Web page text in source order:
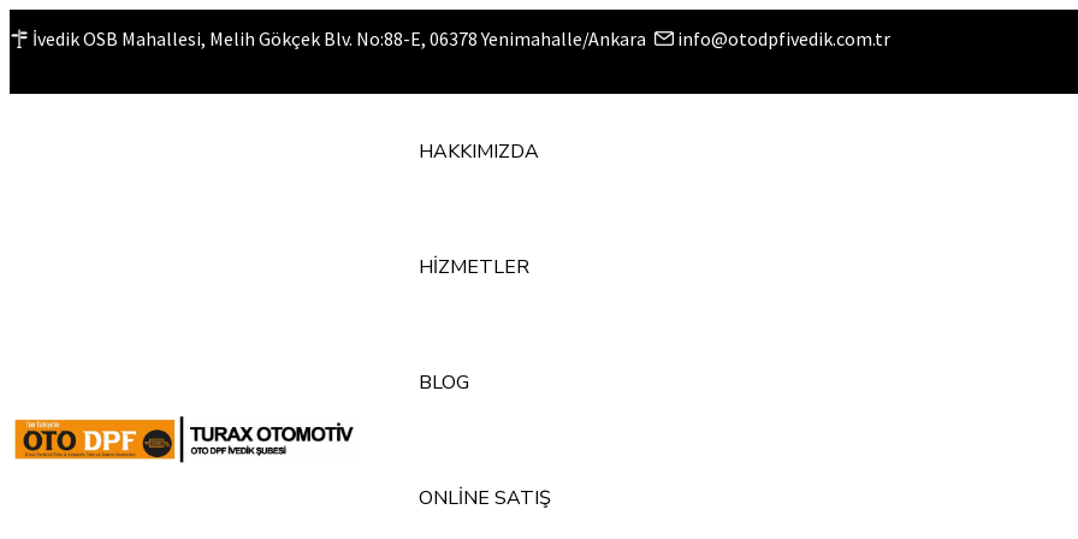
İvedik OSB Mahallesi, Melih Gökçek Blv. No:88-E, 06378 Yenimahalle/Ankara
info@otodpfivedik.com.tr
HAKKIMIZDA
HİZMETLER
BLOG
ONLİNE SATIŞ